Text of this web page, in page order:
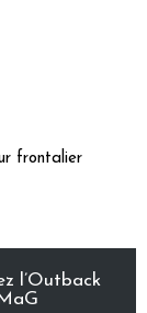
frontalier
l’Outback